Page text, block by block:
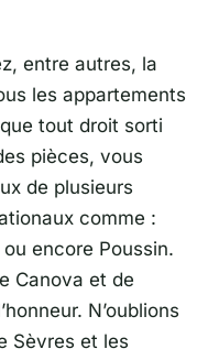
entre autres, la
les appartements
tout droit sorti
pièces, vous
de plusieurs
comme :
encore Poussin.
Canova et de
N’oublions
Sèvres et les